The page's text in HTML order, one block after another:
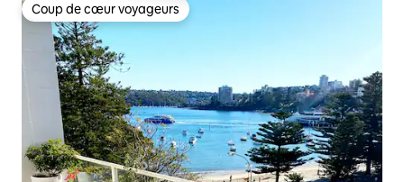
Coup de cœur voyageurs
Coup de cœur voyageurs